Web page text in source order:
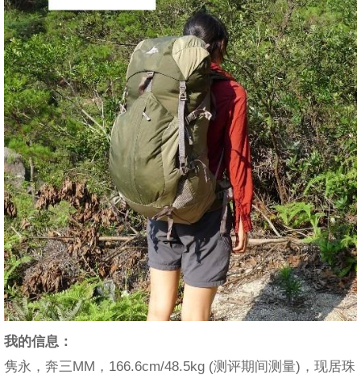
我的信息：
隽永，奔三MM，166.6cm/48.5kg (测评期间测量)，现居珠